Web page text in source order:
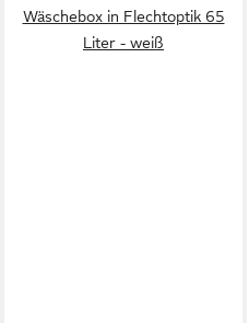
Wäschebox in Flechtoptik 65
Liter - weiß